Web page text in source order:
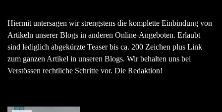
Hiermit untersagen wir strengstens die komplette Einbindung von
Artikeln unserer Blogs in anderen Online-Angeboten. Erlaubt
sind lediglich abgekürzte Teaser bis ca. 200 Zeichen plus Link
zum ganzen Artikel in unseren Blogs. Wir behalten uns bei
Verstössen rechtliche Schritte vor. Die Redaktion!